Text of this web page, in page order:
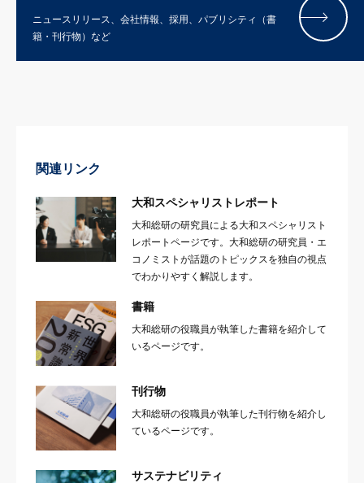
ニュースリリース、会社情報、採用、パブリシティ（書
籍・刊行物）など
関連リンク
大和スペシャリストレポート
大和総研の研究員による大和スペシャリスト
レポートページです。大和総研の研究員・エ
コノミストが話題のトピックスを独自の視点
でわかりやすく解説します。
書籍
大和総研の役職員が執筆した書籍を紹介して
いるページです。
刊行物
大和総研の役職員が執筆した刊行物を紹介し
ているページです。
サステナビリティ